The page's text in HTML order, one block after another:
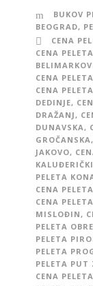
BUKOV
BEOGRAD,
CENA
CENA
CENA
CENA
DEDINJE,
DRAŽANJ,
DUNAVSKA,
GROČANSKA,
JAKOVO,
PELETA
CENA
CENA
MISLOĐIN,
PELETA
PELETA
PELETA
PELETA PUT
CENA